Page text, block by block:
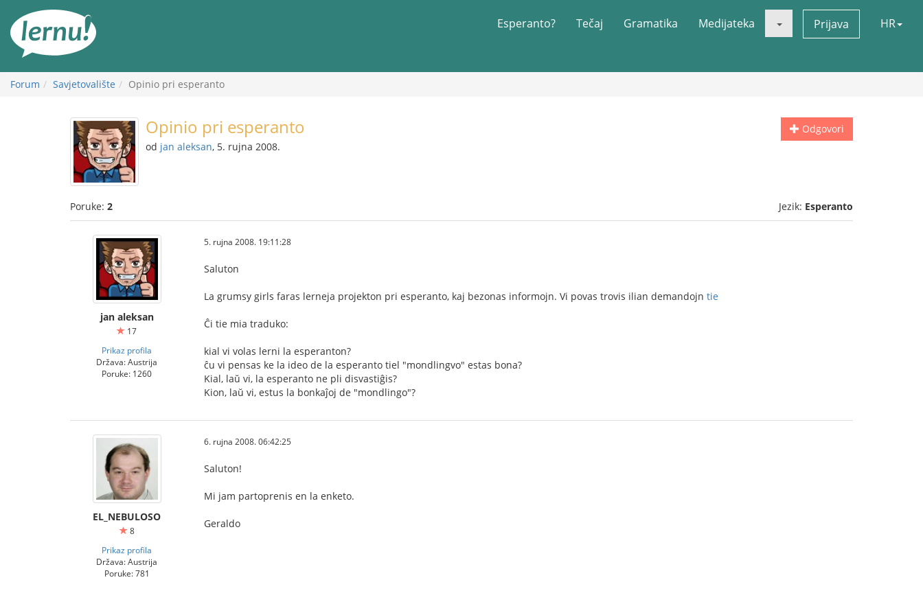
Esperanto? Tečaj Gramatika Medijateka Prijava HR
Forum Savjetovalište Opinio pri esperanto
Odgovori
Opinio pri esperanto
od jan aleksan, 5. rujna 2008.
Poruke: 2 Jezik: Esperanto
jan aleksan
17
Prikaz profila
Država: Austrija
Poruke: 1260
5. rujna 2008. 19:11:28
Saluton
La grumsy girls faras lerneja projekton pri esperanto, kaj bezonas informojn. Vi povas trovis ilian demandojn tie
Ĉi tie mia traduko:
kial vi volas lerni la esperanton?
ĉu vi pensas ke la ideo de la esperanto tiel "mondlingvo" estas bona?
Kial, laŭ vi, la esperanto ne pli disvastiĝis?
Kion, laŭ vi, estus la bonkaĵoj de "mondlingo"?
EL_NEBULOSO
8
Prikaz profila
Država: Austrija
Poruke: 781
6. rujna 2008. 06:42:25
Saluton!
Mi jam partoprenis en la enketo.
Geraldo